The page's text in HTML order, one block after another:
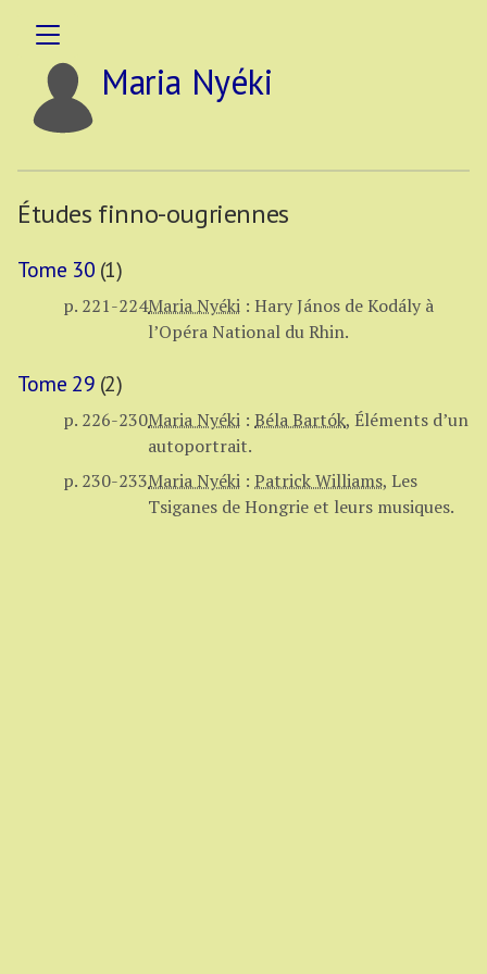
Maria Nyéki
Études finno-ougriennes
Tome 30 (1)
p. 221-224Maria Nyéki : Hary János de Kodály à
l’Opéra National du Rhin.
Tome 29 (2)
p. 226-230Maria Nyéki : Béla Bartók, Éléments d’un
autoportrait.
p. 230-233Maria Nyéki : Patrick Williams, Les
Tsiganes de Hongrie et leurs musiques.